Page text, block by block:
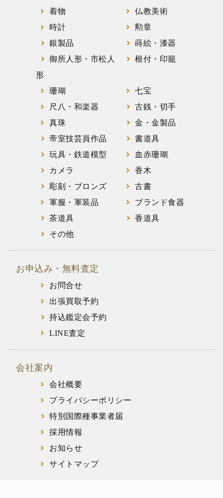
着物
仏教美術
時計
勲章
銀製品
蒔絵・漆器
御所人形・市松人
形
根付・印籠
珊瑚
七宝
尺八・和楽器
古銭・切手
真珠
金・金製品
帝室技芸員作品
書道具
玩具・鉄道模型
血赤珊瑚
カメラ
香木
彫刻・ブロンズ
古書
軍服・軍装品
ブランド食器
茶道具
香道具
その他
お申込み・無料査定
お問合せ
出張買取予約
持込鑑定会予約
LINE査定
会社案内
会社概要
プライバシーポリシー
特別国際種事業者届
採用情報
お知らせ
サイトマップ